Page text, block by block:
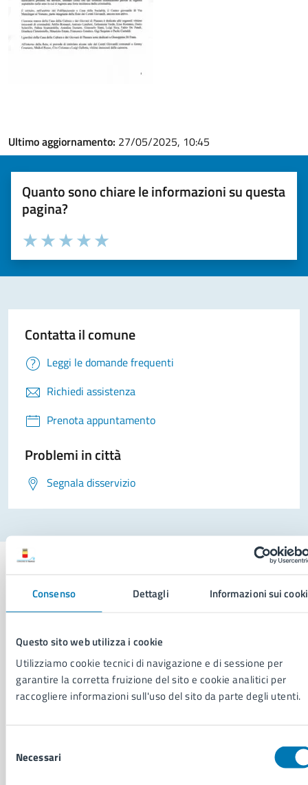
Consenso Dettagli Informazioni sui
Questo sito web utilizza i cookie
Utilizziamo cookie tecnici di navigazione e di sessione per
garantire la corretta fruizione del sito e cookie analitici per
raccogliere informazioni sull'uso del sito da parte degli utenti.
delNecessari
Ultimo aggiornamento: 27/05/2025, 10:45
Quanto sono chiare le informazioni su questa
pagina?
Valuta la chiarezza delle informazioni (da 1 a 5 stelle)
Seleziona il numero di stelle per valutare la chiarezza delle
Valuta 5 stelle su 5
Valuta 4 stelle su 5
Valuta 3 stelle su 5
Valuta 2 stelle su 5
Valuta 1 stelle su 5
Contatta il comune
Leggi le domande frequenti
Richiedi assistenza
Prenota appuntamento
Problemi in città
Segnala disservizio
Comune di Napoli
AMMINISTRAZIONE
Aree amministrative
Organi di governo
Politici